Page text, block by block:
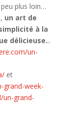
plus loin…
un art de
à la
délicieuse...
un-
et
grand-week-
un-grand-